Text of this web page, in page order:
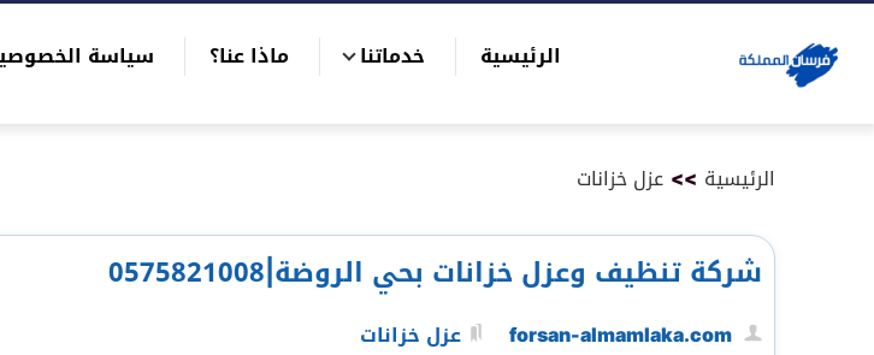
المحتوى
الرئيسية خدماتنا ماذا عنا؟ سياسة
الرئيسية >> عزل خزانات
شركة تنظيف وعزل خزانات بحي الروضة|0575821008
forsan-almamlaka.com
عزل خزانات